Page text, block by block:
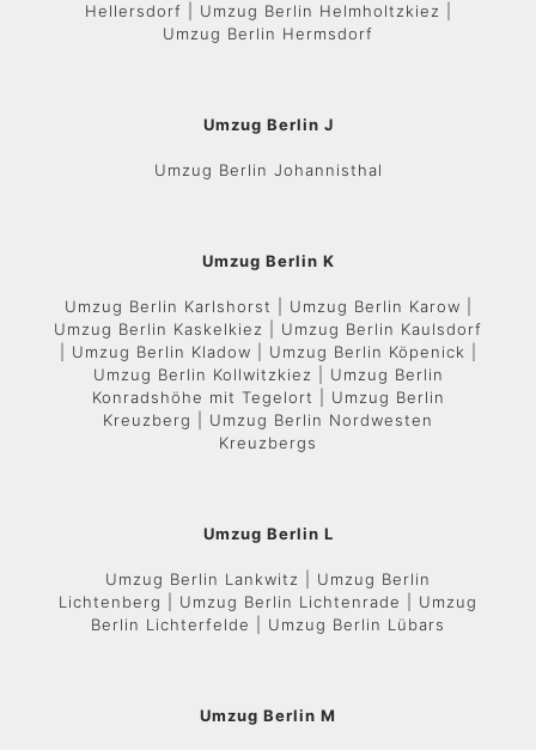
Hellersdorf | Umzug Berlin Helmholtzkiez |
Umzug Berlin Hermsdorf
Umzug Berlin J
Umzug Berlin Johannisthal
Umzug Berlin K
Umzug Berlin Karlshorst | Umzug Berlin Karow |
Umzug Berlin Kaskelkiez | Umzug Berlin Kaulsdorf
| Umzug Berlin Kladow | Umzug Berlin Köpenick |
Umzug Berlin Kollwitzkiez | Umzug Berlin
Konradshöhe mit Tegelort | Umzug Berlin
Kreuzberg | Umzug Berlin Nordwesten
Kreuzbergs
Umzug Berlin L
Umzug Berlin Lankwitz | Umzug Berlin
Lichtenberg | Umzug Berlin Lichtenrade | Umzug
Berlin Lichterfelde | Umzug Berlin Lübars
Umzug Berlin M